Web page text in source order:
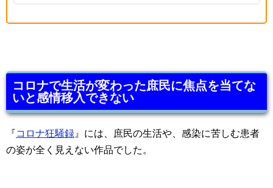
コロナで生活が変わった庶民に焦点を当てな
いと感情移入できない
『コロナ狂騒録 』には、庶民の生活や、感染に苦しむ患者
の姿が全く見えない作品でした。